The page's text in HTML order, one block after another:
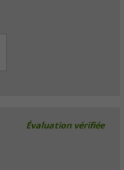
Évaluation vérifiée